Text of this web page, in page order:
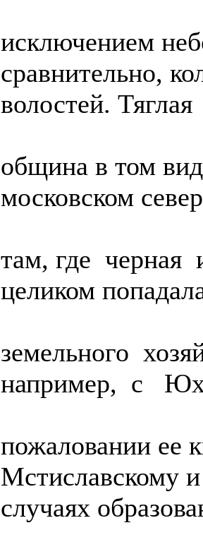
исключением
сравнительно,
волостей. Тяглая
община в том
московском
там, где черная
целиком
земельного
например, с
пожаловании
Мстиславскому
случаях